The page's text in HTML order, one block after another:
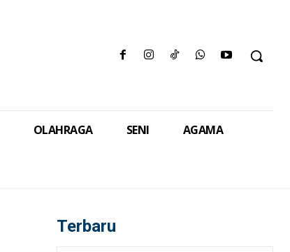
OLAHRAGA SENI AGAMA
Terbaru